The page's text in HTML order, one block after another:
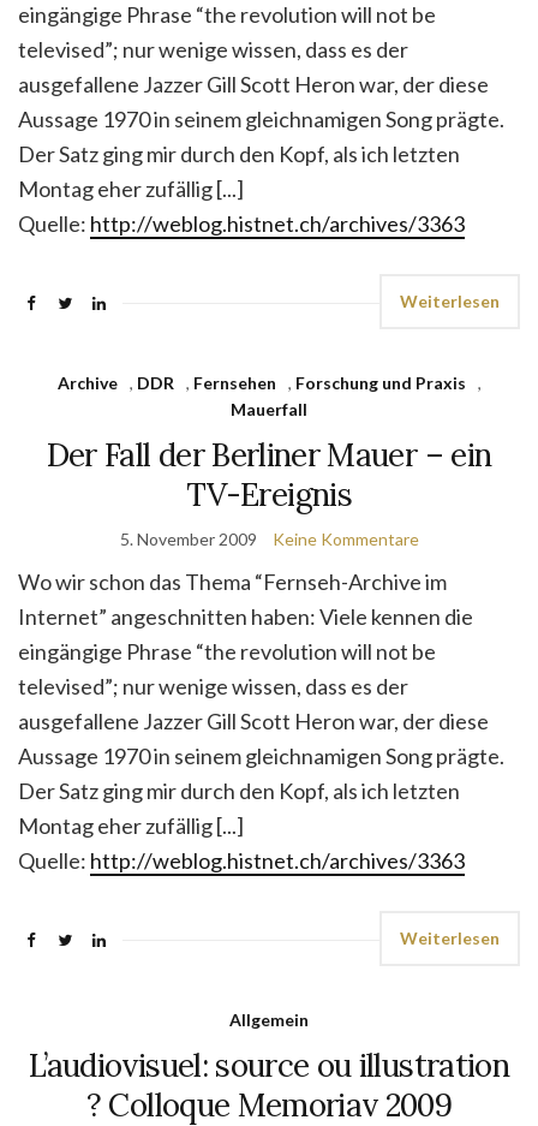
eingängige Phrase “the revolution will not be
televised”; nur wenige wissen, dass es der
ausgefallene Jazzer Gill Scott Heron war, der diese
Aussage 1970 in seinem gleichnamigen Song prägte.
Der Satz ging mir durch den Kopf, als ich letzten
Montag eher zufällig [...]
Quelle: http://weblog.histnet.ch/archives/3363
Weiterlesen
Archive , DDR , Fernsehen , Forschung und Praxis
,
Mauerfall
Der Fall der Berliner Mauer – ein
TV-Ereignis
5. November 2009 Keine Kommentare
Wo wir schon das Thema “Fernseh-Archive im
Internet” angeschnitten haben: Viele kennen die
eingängige Phrase “the revolution will not be
televised”; nur wenige wissen, dass es der
ausgefallene Jazzer Gill Scott Heron war, der diese
Aussage 1970 in seinem gleichnamigen Song prägte.
Der Satz ging mir durch den Kopf, als ich letzten
Montag eher zufällig [...]
Quelle: http://weblog.histnet.ch/archives/3363
Weiterlesen
Allgemein
L’audiovisuel: source ou illustration
? Colloque Memoriav 2009